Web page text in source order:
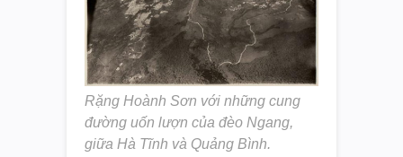
Rặng Hoành Sơn với những cung
đường uốn lượn của đèo Ngang,
giữa Hà Tĩnh và Quảng Bình.